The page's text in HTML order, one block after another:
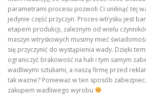
parametrami procesu pozwoli Ci uniknąć tej
jedynie część przyczyn. Proces wtrysku jest
etapem produkcji, zależnym od wielu
maszyn wtryskowych musimy mieć
się przyczynić do wystąpienia wady. Dzięki
ograniczyć brakowość na hali i tym samym
wadliwymi sztukami, a naszą firmę przed
tak ważne? Ponieważ w ten sposób
zakupem wadliwego wyrobu